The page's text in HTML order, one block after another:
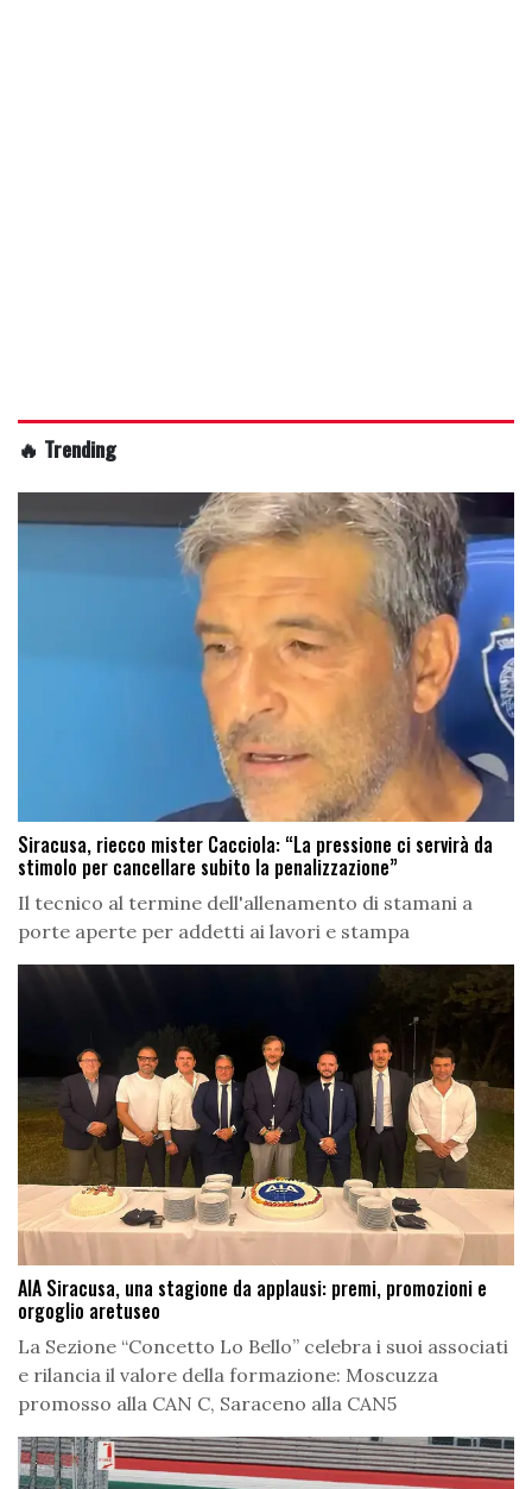
🔥 Trending
Siracusa, riecco mister Cacciola: “La pressione ci servirà da
stimolo per cancellare subito la penalizzazione”
Il tecnico al termine dell'allenamento di stamani a
porte aperte per addetti ai lavori e stampa
AIA Siracusa, una stagione da applausi: premi, promozioni e
orgoglio aretuseo
La Sezione “Concetto Lo Bello” celebra i suoi associati
e rilancia il valore della formazione: Moscuzza
promosso alla CAN C, Saraceno alla CAN5